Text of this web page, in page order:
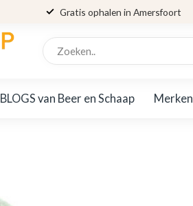
Gratis ophalen in Amersfoort
BLOGS van Beer en Schaap Merken